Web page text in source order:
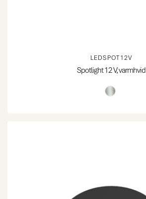
LEDSPOT12V
Spotlight 12 V, varmhvid